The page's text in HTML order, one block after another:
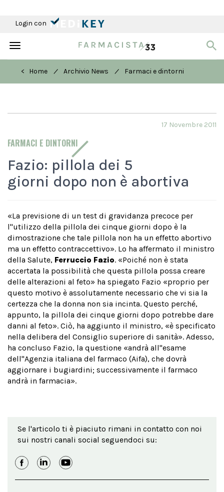
Login con
Toggle
< Home
/ Archivio News / Farmaci e dintorni
FARMACI E DINTORNI
17 Novembre 2011
Fazio: pillola dei 5
giorni dopo non è abortiva
«La previsione di un test di gravidanza precoce per
l''utilizzo della pillola dei cinque giorni dopo è la
dimostrazione che tale pillola non ha un effetto abortivo
ma un effetto contraccettivo». Lo ha affermato il ministro
della Salute, Ferruccio Fazio. «Poiché non è stata
accertata la possibilità che questa pillola possa creare
delle alterazioni al feto» ha spiegato Fazio «proprio per
questo motivo è assolutamente necessario che vi sia la
certezza che la donna non sia incinta. Questo perché,
appunto, la pillola dei cinque giorni dopo potrebbe dare
danni al feto». Ciò, ha aggiunto il ministro, «è specificato
nella delibera del Consiglio superiore di sanità». Adesso,
ha concluso Fazio, la questione «andrà all''esame
dell''Agenzia italiana del farmaco (Aifa), che dovrà
aggiornare i bugiardini; successivamente il farmaco
andrà in farmacia».
Se l'articolo ti è piaciuto rimani in contatto con noi
sui nostri canali social seguendoci su: